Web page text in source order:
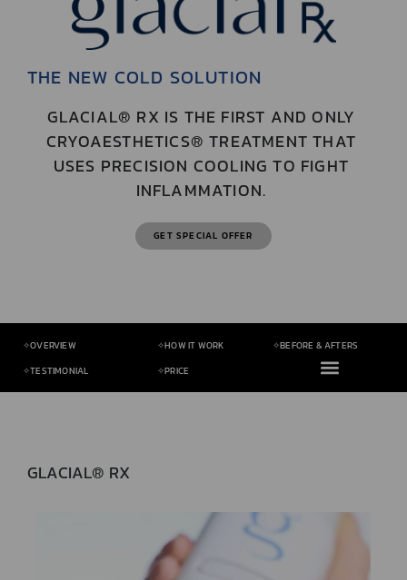
THE NEW COLD SOLUTION
GLACIAL® RX IS THE FIRST AND ONLY
CRYOAESTHETICS® TREATMENT THAT
USES PRECISION COOLING TO FIGHT
INFLAMMATION.
GET SPECIAL OFFER
✧OVERVIEW ✧HOW IT WORK
✧BEFORE & AFTERS
✧TESTIMONIAL
✧PRICE
GLACIAL® RX